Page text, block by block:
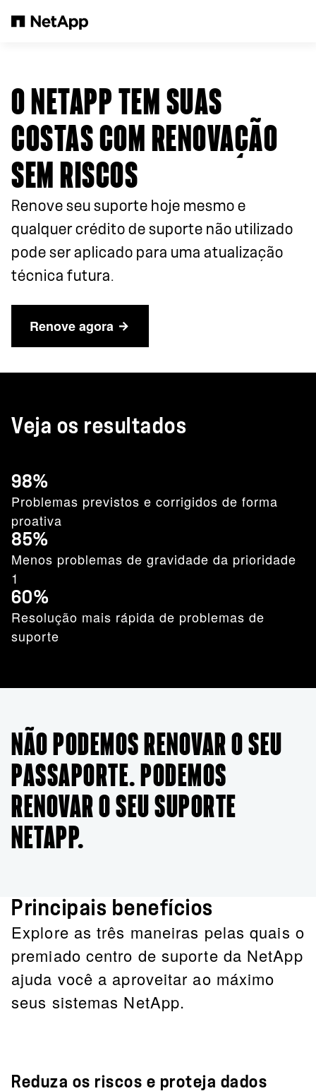
O NETAPP TEM SUAS
COSTAS COM RENOVAÇÃO
SEM RISCOS
Renove seu suporte hoje mesmo e
qualquer crédito de suporte não utilizado
pode ser aplicado para uma atualização
técnica futura.
Renove agora
Veja os resultados
98%
Problemas previstos e corrigidos de forma
proativa
85%
Menos problemas de gravidade da prioridade
1
60%
Resolução mais rápida de problemas de
suporte
NÃO PODEMOS RENOVAR O SEU
PASSAPORTE. PODEMOS
RENOVAR O SEU SUPORTE
NETAPP.
Principais benefícios
Explore as três maneiras pelas quais o
premiado centro de suporte da NetApp
ajuda você a aproveitar ao máximo
seus sistemas NetApp.
Reduza os riscos e proteja dados